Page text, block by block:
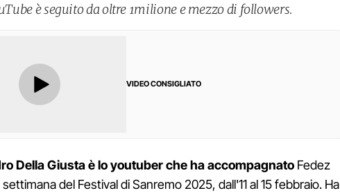
è seguito da oltre 1milione e mezzo di followers.
VIDEO CONSIGLIATO
DellaGiusta è lo youtuber che ha accompagnato Fedez
del Festival di Sanremo 2025, dall'11 al 15 febbraio. Ha